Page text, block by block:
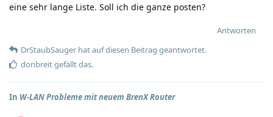
eine sehr lange Liste. Soll ich die ganze posten?
Antworten
DrStaubSauger hatauf diesen Beitrag geantwortet.
donbreitgefällt das.
In W-LAN Probleme mit neuem BrenX Router